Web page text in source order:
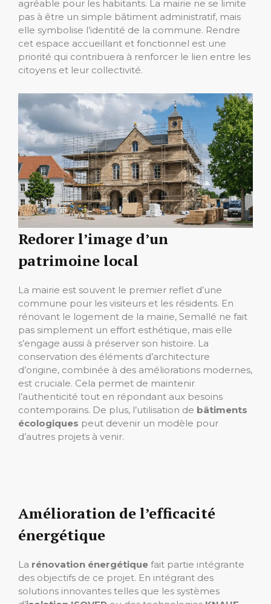
agréable pour les habitants. La mairie ne se limite
pas à être un simple bâtiment administratif, mais
elle symbolise l’identité de la commune. Rendre
cet espace accueillant et fonctionnel est une
priorité qui contribuera à renforcer le lien entre les
citoyens et leur collectivité.
Redorer l’image d’un
patrimoine local
La mairie est souvent le premier reflet d’une
commune pour les visiteurs et les résidents. En
rénovant le logement de la mairie, Semallé ne fait
pas simplement un effort esthétique, mais elle
s’engage aussi à préserver son histoire. La
conservation des éléments d’architecture
d’origine, combinée à des améliorations modernes,
est cruciale. Cela permet de maintenir
l’authenticité tout en répondant aux besoins
contemporains. De plus, l’utilisation de bâtiments
écologiques peut devenir un modèle pour
d’autres projets à venir.
Amélioration de l’efficacité
énergétique
La rénovation énergétique fait partie intégrante
des objectifs de ce projet. En intégrant des
solutions innovantes telles que les systèmes